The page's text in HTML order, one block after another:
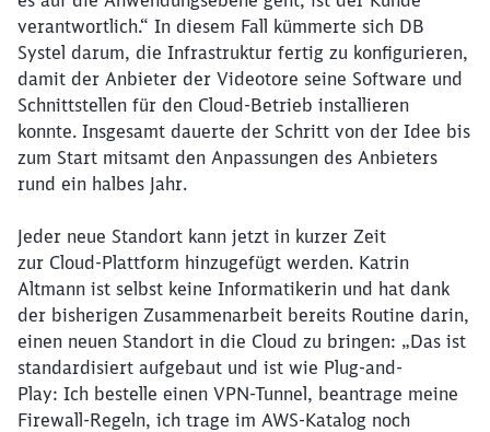
verantwortlich.“ In diesem Fall kümmerte sich DB
Systel darum, die Infrastruktur fertig zu konfigurieren,
damit der Anbieter der Videotore seine Software und
Schnittstellen für den Cloud-Betrieb installieren
konnte. Insgesamt dauerte der Schritt von der Idee bis
zum Start mitsamt den Anpassungen des Anbieters
rund ein halbes Jahr.
Jeder neue Standort kann jetzt in kurzer Zeit
zur Cloud-Plattform hinzugefügt werden. Katrin
Altmann ist selbst keine Informatikerin und hat dank
der bisherigen Zusammenarbeit bereits Routine darin,
einen neuen Standort in die Cloud zu bringen: „Das ist
standardisiert aufgebaut und ist wie Plug-and-
Play: Ich bestelle einen VPN-Tunnel, beantrage meine
Firewall-Regeln, ich trage im AWS-Katalog noch